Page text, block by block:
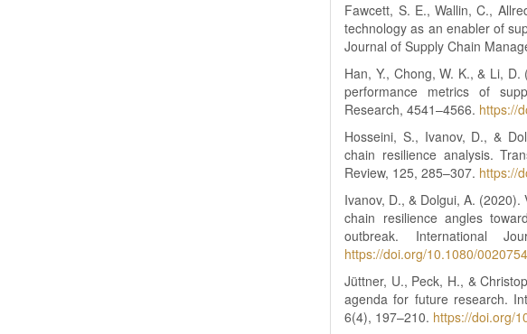
Fawcett, S. E., Wallin, C.,
technology as an enabler of
Journal of Supply Chain
Han, Y., Chong, W. K., & Li,
performance metrics of
Research, 4541–4566. https://
Hosseini, S., Ivanov, D., &
chain resilience analysis.
Review, 125, 285–307. https://
Ivanov, D., & Dolgui, A.
chain resilience angles
outbreak. International
https://doi.org/10.1080/
Jüttner, U., Peck, H., &
agenda for future research.
6(4), 197–210. https://doi.org/